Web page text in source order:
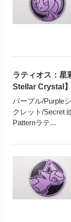
ラティオス：
Stellar Crystal】
パープル/Purple
クレット/Secret
Patternラテ...